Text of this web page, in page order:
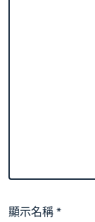
顯示名稱*